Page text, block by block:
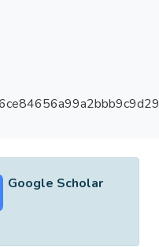
Google Scholar